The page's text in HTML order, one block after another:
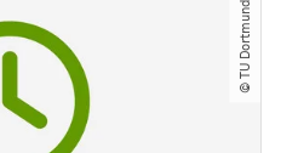
© TU Dortmund